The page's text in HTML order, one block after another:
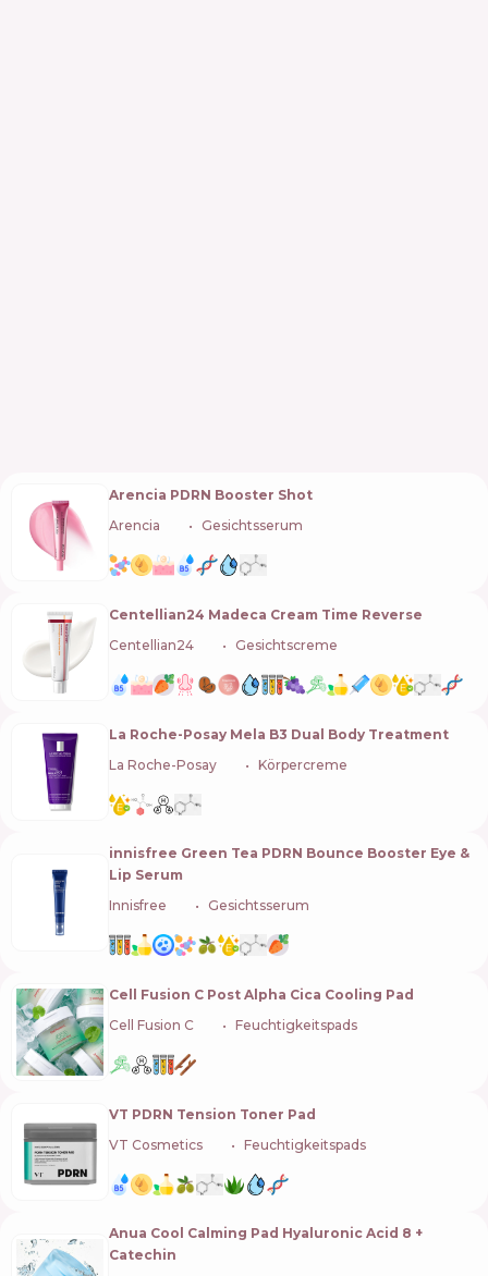
Arencia PDRN Booster Shot
Arencia
Gesichtsserum
Centellian24 Madeca Cream Time Reverse
Centellian24
Gesichtscreme
La Roche-Posay Mela B3 Dual Body Treatment
La Roche-Posay
Körpercreme
innisfree Green Tea PDRN Bounce Booster Eye &
Lip Serum
Innisfree
Gesichtsserum
Cell Fusion C Post Alpha Cica Cooling Pad
Cell Fusion C
Feuchtigkeitspads
VT PDRN Tension Toner Pad
VT Cosmetics
Feuchtigkeitspads
Anua Cool Calming Pad Hyaluronic Acid 8 +
Catechin